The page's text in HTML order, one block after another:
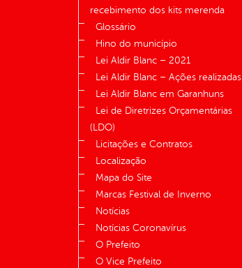
recebimento dos kits merenda
Glossário
Hino do município
Lei Aldir Blanc – 2021
Lei Aldir Blanc – Ações realizadas
Lei Aldir Blanc em Garanhuns
Lei de Diretrizes Orçamentárias
(LDO)
Licitações e Contratos
Localização
Mapa do Site
Marcas Festival de Inverno
Notícias
Notícias Coronavírus
O Prefeito
O Vice Prefeito